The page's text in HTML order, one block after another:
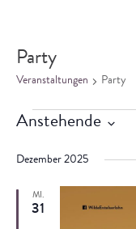
Party
Veranstaltungen Party
Anstehende
wählen.
Dezember 2025
MI.
31